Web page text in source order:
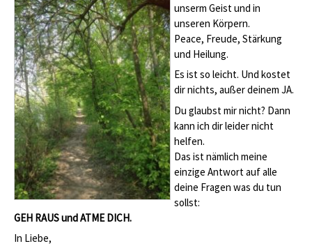
unserm Geist und in
unseren Körpern.
Peace, Freude, Stärkung
und Heilung.
Es ist so leicht. Und kostet
dir nichts, außer deinem JA.
Du glaubst mir nicht? Dann
kann ich dir leider nicht
helfen.
Das ist nämlich meine
einzige Antwort auf alle
deine Fragen was du tun
sollst:
GEH RAUS und ATME DICH.
In Liebe,